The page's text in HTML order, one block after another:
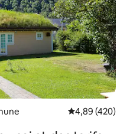
Évaluation
4,89 (420)